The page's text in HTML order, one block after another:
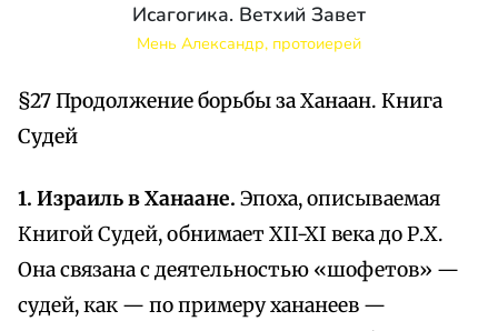
Исагогика. Ветхий Завет
Мень Александр, протоиерей
§27 Продолжение борьбы за Ханаан. Книга
Судей
1. Израиль в Ханаане. Эпоха, описываемая
Книгой Судей, обнимает XII-XI века до Р.Х.
Она связана с деятельностью «шофетов» —
судей, как — по примеру хананеев —